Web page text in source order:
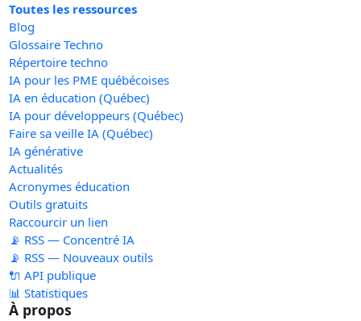
Toutes les ressources
Blog
Glossaire Techno
Répertoire techno
IA pour les PME québécoises
IA en éducation (Québec)
IA pour développeurs (Québec)
Faire sa veille IA (Québec)
IA générative
Actualités
Acronymes éducation
Outils gratuits
Raccourcir un lien
📡 RSS — Concentré IA
📡 RSS — Nouveaux outils
🔌 API publique
📊 Statistiques
À propos